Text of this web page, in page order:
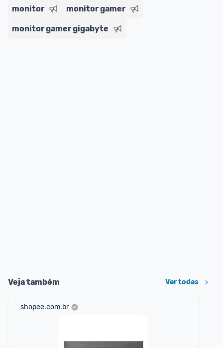
monitor
monitor gamer
monitor gamer gigabyte
Veja também Ver todas
shopee.com.br